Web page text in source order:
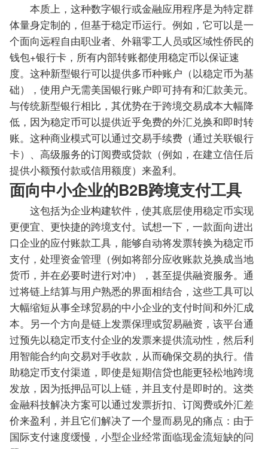
本质上，这种数字银行或金融应用程序是为特定群
体量身定制的，但基于稳定币运行。例如，它可以是一
个面向远程自由职业者、外籍零工人员或区域性侨民的
钱包+银行卡，所有内部转账都使用稳定币以保证速
度。这种新型银行可以提供多币种账户（以稳定币为基
础），使用户无需美国银行账户即可持有和汇款美元。
与传统新型银行相比，其优势在于跨境交易成本大幅降
低，因为稳定币可以提供近乎免费的外汇兑换和即时转
账。这种商业模式可以通过交易手续费（通过关联银行
卡）、高级服务的订阅费或贷款（例如，在建立信任后
提供小额预付款或信用额度）来盈利。
面向中小企业的B2B跨境支付工具
这包括为企业构建软件，使其底层使用稳定币实现
更便宜、更快捷的跨境支付。试想一下，一款面向进出
口企业的应付账款工具，能够自动将发票转换为稳定币
支付，处理资金管理（例如将部分应收账款兑换成当地
货币，并在必要时进行对冲），甚至提供融资服务。通
过将链上结算与用户熟悉的界面相结合，这些工具可以
大幅缩短从事全球贸易的中小企业的支付时间和外汇成
本。另一个方向是链上发票保理或贸易融资，该平台通
过预先以稳定币支付企业的发票来提供流动性，然后利
用智能合约向交易对手收款，从而确保交易的执行。借
助稳定币支付渠道，即使是短期信贷也能更轻松地跨境
发放，因为抵押品可以上链，并且支付是即时的。这类
金融科技解决方案可以通过发票折扣、订阅费或外汇差
价来盈利，并且它们解决了一个显而易见的痛点：由于
国际支付速度缓慢，小型企业经常面临现金流短缺的问